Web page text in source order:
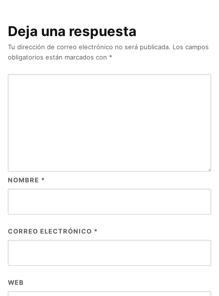
Deja una respuesta
Tu dirección de correo electrónico no será publicada. Los campos
obligatorios están marcados con *
NOMBRE *
CORREO ELECTRÓNICO *
WEB